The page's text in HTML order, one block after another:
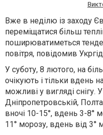
Вже в неділю із заходу
переміщатися більш
поширюватиметься
повітря, повідомив
У суботу, 8 лютого, на
очікують і тільки вдень
можливі у вигляді снігу. У
Дніпропетровській,
вночі 10-15°, вдень 3-8°
11° морозу, вдень від 3°